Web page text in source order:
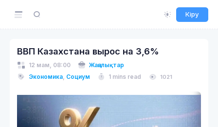
Кіру
ВВП Казахстана вырос на 3,6%
12 мам, 08:00
Жаңалықтар
Экономика, Социум 1 mins read 1021